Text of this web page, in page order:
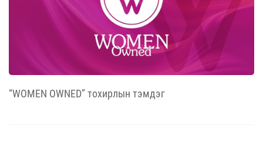
“WOMEN OWNED” тохирлын тэмдэг